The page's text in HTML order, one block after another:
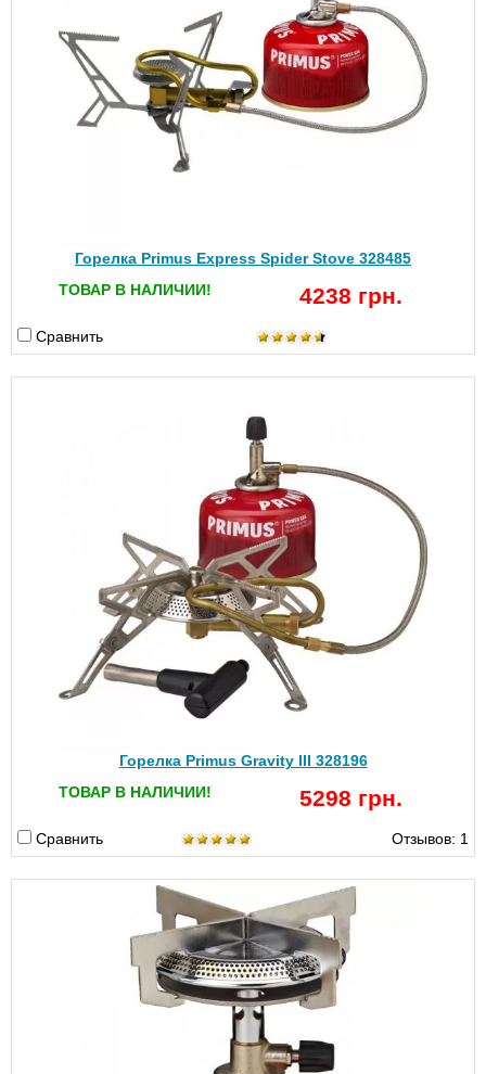
Горелка Primus Express Spider Stove 328485
ТОВАР В НАЛИЧИИ!
4238 грн.
Сравнить
Горелка Primus Gravity III 328196
ТОВАР В НАЛИЧИИ!
5298 грн.
Сравнить Отзывов: 1